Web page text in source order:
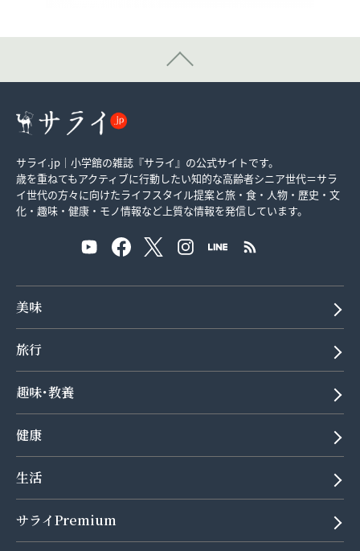
サライ.jp｜小学館の雑誌『サライ』の公式サイトです。
歳を重ねてもアクティブに行動したい知的な高齢者シニア世代＝サラ
イ世代の方々に向けたライフスタイル提案と旅・食・人物・歴史・文
化・趣味・健康・モノ情報など上質な情報を発信しています。
美味
旅行
趣味･教養
健康
生活
サライPremium